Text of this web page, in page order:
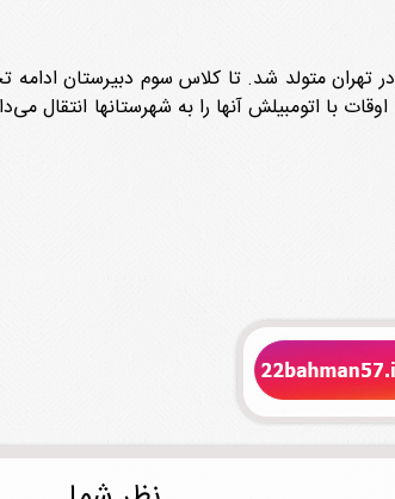
ابوالحسن غفاری موحّد فرزند علی‌اصغر سال 1334 در تهران متولد شد.